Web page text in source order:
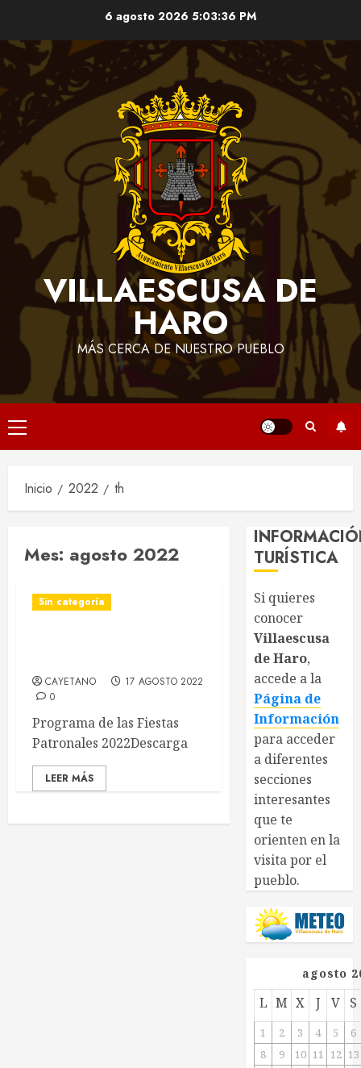
contenido
6 agosto 2026 5:03:36 PM
VILLAESCUSA DE
HARO
MÁS CERCA DE NUESTRO PUEBLO
Menú
principal
Inicio 2022 th
Mes: agosto 2022
Sin categoría
CAYETANO
17 AGOSTO 2022
0
Programa de las Fiestas
Patronales 2022Descarga
LEER MÁS
TURÍSTICA
Si quieres
conocer
Villaescusa
de Haro,
accede a la
Página de
Información
para acceder
a diferentes
secciones
interesantes
que te
orienten en la
visita por el
pueblo.
agosto
L M X J V S
1 2 3 4 5
6
8
9 10 11 12 13